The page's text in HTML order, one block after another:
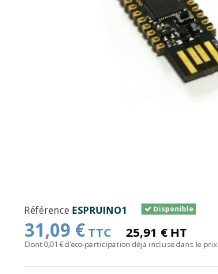
Référence ESPRUINO1 Disponible
31,09 € TTC 25,91 € HT
Dont 0,01 € d'eco-participation déjà incluse dans le prix